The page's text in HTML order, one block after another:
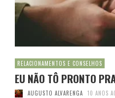
RELACIONAMENTOS E CONSELHOS
EU NÃO TÔ PRONTO
AUGUSTO ALVARENGA 10 ANOS